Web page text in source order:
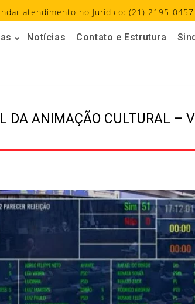
atendimento no Jurídico: (21) 2195-
Notícias Contato e Estrutura
DA ANIMAÇÃO CULTURAL –